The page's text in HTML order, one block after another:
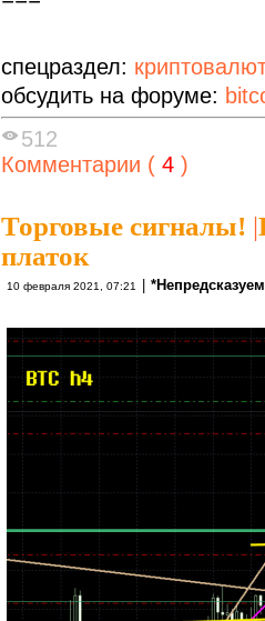
спецраздел:
обсудить на форуме:
512
Комментарии ( 4 )
Торговые сигналы! |
платок
10 февраля 2021, 07:21